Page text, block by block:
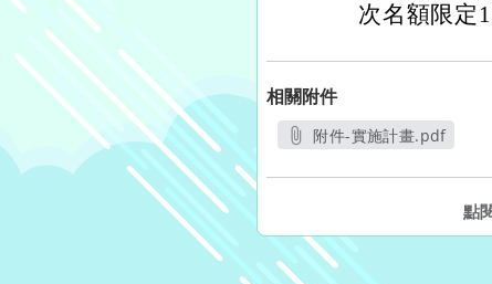
次名額限定
相關附件
附件-實施計畫.pdf
點